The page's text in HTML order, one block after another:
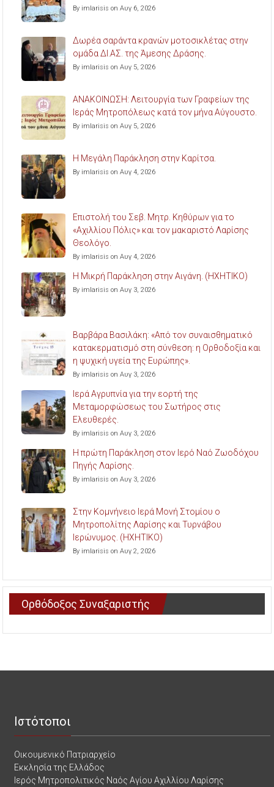
By imlarisis on Αυγ 6, 2026
Δωρέα σαράντα κρανών μοτοσικλέτας στην
ομάδα ΔΙ.ΑΣ. της Άμεσης Δράσης.
By imlarisis on Αυγ 5, 2026
ΑΝΑΚΟΙΝΩΣΗ: Λειτουργία των Γραφείων της
Ιεράς Μητροπόλεως κατά τον μήνα Αύγουστο.
By imlarisis on Αυγ 5, 2026
Η Μεγάλη Παράκληση στην Καρίτσα.
By imlarisis on Αυγ 4, 2026
Επιστολή του Σεβ. Μητρ. Κηθύρων για το
«Αχιλλίου Πόλις» και τον μακαριστό Λαρίσης
Θεολόγο.
By imlarisis on Αυγ 4, 2026
Η Μικρή Παράκληση στην Αιγάνη. (ΗΧΗΤΙΚΟ)
By imlarisis on Αυγ 3, 2026
Βαρβάρα Βασιλάκη: «Από τον συναισθηματικό
κατακερματισμό στη σύνθεση: η Ορθοδοξία και
η ψυχική υγεία της Ευρώπης».
By imlarisis on Αυγ 3, 2026
Ιερά Αγρυπνία για την εορτή της
Μεταμορφώσεως του Σωτήρος στις
Ελευθερές.
By imlarisis on Αυγ 3, 2026
Η πρώτη Παράκληση στον Ιερό Ναό Ζωοδόχου
Πηγής Λαρίσης.
By imlarisis on Αυγ 3, 2026
Στην Κομνήνειο Ιερά Μονή Στομίου ο
Μητροπολίτης Λαρίσης και Τυρνάβου
Ιερώνυμος. (ΗΧΗΤΙΚΟ)
By imlarisis on Αυγ 2, 2026
Ορθόδοξος Συναξαριστής
Ιστότοποι
Οικουμενικό Πατριαρχείο
Εκκλησία της Ελλάδος
Ιερός Μητροπολιτικός Ναός Αγίου Αχιλλίου Λαρίσης